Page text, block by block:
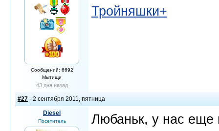
Сообщений: 6692
Мытищи
43 дня назад
Тройняшки+
#27 - 2 сентября 2011, пятница
Diesel
Посетитель
Любаньк, у нас еще